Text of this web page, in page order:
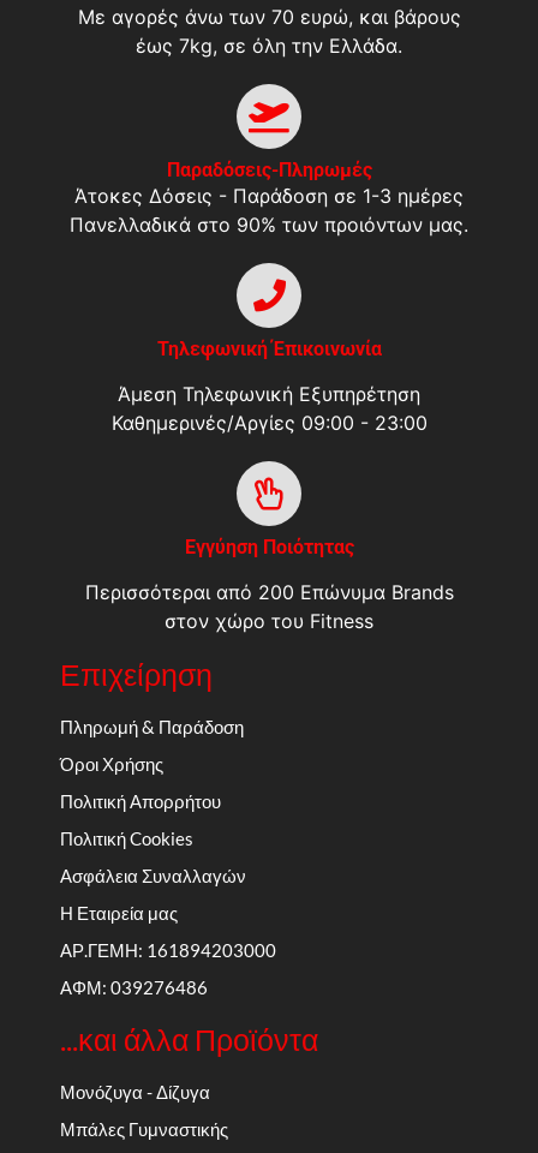
Με αγορές άνω των 70 ευρώ, και βάρους
έως 7kg, σε όλη την Ελλάδα.
Παραδόσεις-Πληρωμές
Άτοκες Δόσεις - Παράδοση σε 1-3 ημέρες
Πανελλαδικά στο 90% των προιόντων μας.
Τηλεφωνική Έπικοινωνία
Άμεση Τηλεφωνική Εξυπηρέτηση
Καθημερινές/Αργίες 09:00 - 23:00
Εγγύηση Ποιότητας
Περισσότεραι από 200 Επώνυμα Brands
στον χώρο του Fitness
Επιχείρηση
Πληρωμή & Παράδοση
Όροι Χρήσης
Πολιτική Απορρήτου
Πολιτική Cookies
Ασφάλεια Συναλλαγών
Η Εταιρεία μας
ΑΡ.ΓΕΜΗ: 161894203000
ΑΦΜ: 039276486
...και άλλα Προϊόντα
Μονόζυγα - Δίζυγα
Μπάλες Γυμναστικής